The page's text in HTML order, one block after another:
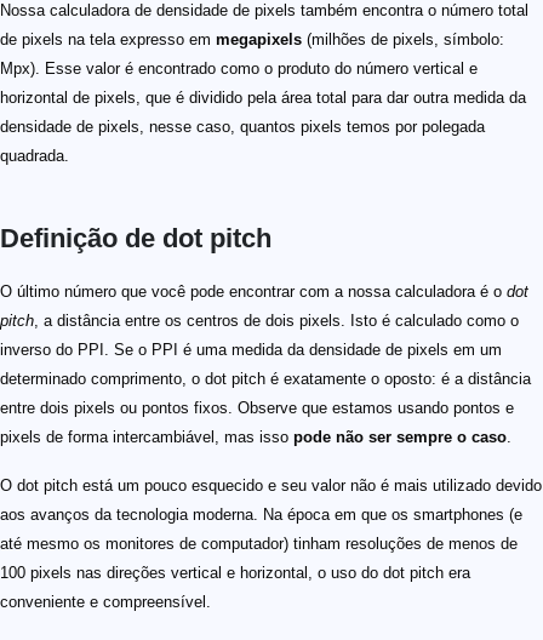
Nossa calculadora de densidade de pixels também encontra o número total
de pixels na tela expresso em megapixels (milhões de pixels, símbolo:
Mpx). Esse valor é encontrado como o produto do número vertical e
horizontal de pixels, que é dividido pela área total para dar outra medida da
densidade de pixels, nesse caso, quantos pixels temos por polegada
quadrada.
Definição de dot pitch
O último número que você pode encontrar com a nossa calculadora é o dot
pitch, a distância entre os centros de dois pixels. Isto é calculado como o
inverso do PPI. Se o PPI é uma medida da densidade de pixels em um
determinado comprimento, o dot pitch é exatamente o oposto: é a distância
entre dois pixels ou pontos fixos. Observe que estamos usando pontos e
pixels de forma intercambiável, mas isso pode não ser sempre o caso.
O dot pitch está um pouco esquecido e seu valor não é mais utilizado devido
aos avanços da tecnologia moderna. Na época em que os smartphones (e
até mesmo os monitores de computador) tinham resoluções de menos de
100 pixels nas direções vertical e horizontal, o uso do dot pitch era
conveniente e compreensível.